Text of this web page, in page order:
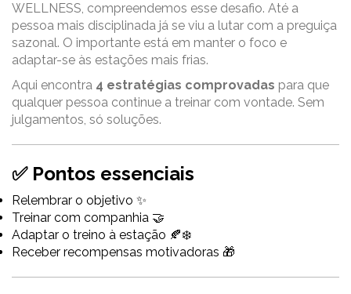
WELLNESS, compreendemos esse desafio. Até a
pessoa mais disciplinada já se viu a lutar com a preguiça
sazonal. O importante está em manter o foco e
adaptar-se às estações mais frias.
Aqui encontra 4 estratégias comprovadas para que
qualquer pessoa continue a treinar com vontade. Sem
julgamentos, só soluções.
✅ Pontos essenciais
Relembrar o objetivo ✨
Treinar com companhia 🤝
Adaptar o treino à estação 🍂❄️
Receber recompensas motivadoras 🎁